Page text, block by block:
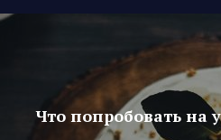
Что попробовать на